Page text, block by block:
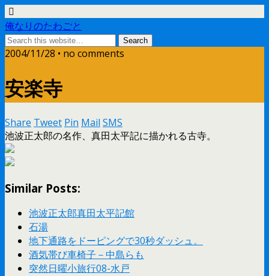
俺なりのたわごと
2004/11/28 • no comments
安楽寺
Share Tweet Pin Mail SMS
池波正太郎の名作、真田太平記に描かれる古寺。
Similar Posts:
池波正太郎真田太平記館
石湯
地下通路をドーピングで30秒ダッシュ。
酒気帯び車椅子－中島らも
突然日曜小旅行08-水戸